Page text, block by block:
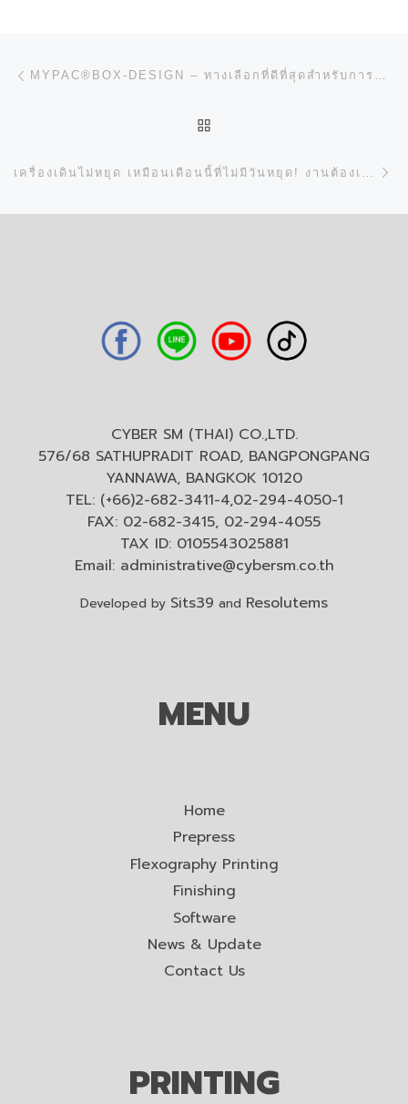
การนำทางของเรื่อง
CYBER SM (THAI) CO.,LTD.
576/68 SATHUPRADIT ROAD, BANGPONGPANG
YANNAWA, BANGKOK 10120
TEL: (+66)2-682-3411-4,02-294-4050-1
FAX: 02-682-3415, 02-294-4055
TAX ID: 0105543025881
Email: administrative@cybersm.co.th
Developed by Sits39 and Resolutems
MENU
Home
Prepress
Flexography Printing
Finishing
Software
News & Update
Contact Us
PRINTING